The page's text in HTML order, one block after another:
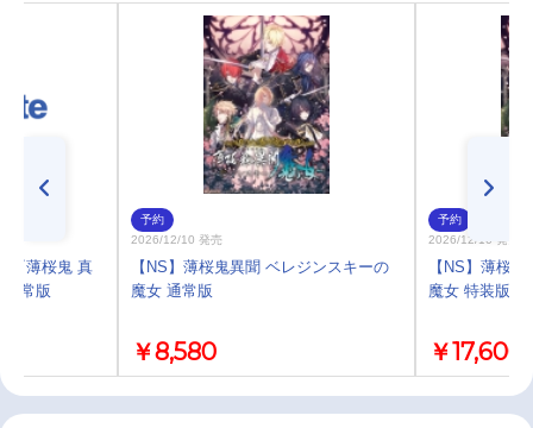
『薄桜鬼 真
通常版
予約
2026/12/10 発売
【NS】薄桜鬼異聞 ベレジンスキーの
魔女 通常版
￥8,580
予約
2026/12/10 発売
【NS】薄桜
魔女 特装版
￥17,600